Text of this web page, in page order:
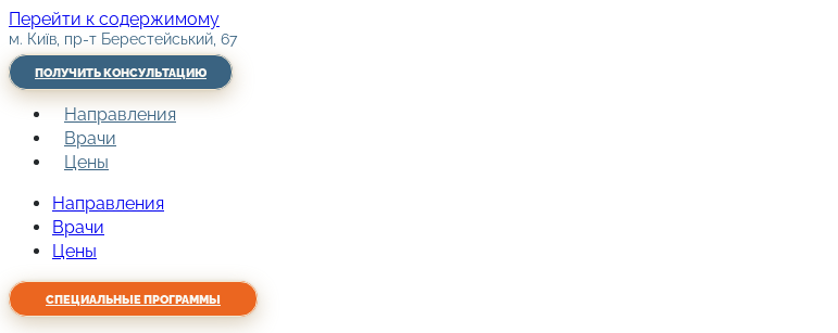
Перейти к содержимому
м. Київ, пр-т Берестейський, 67
ПОЛУЧИТЬ КОНСУЛЬТАЦИЮ
Направления
Врачи
Цены
Направления
Врачи
Цены
СПЕЦИАЛЬНЫЕ ПРОГРАММЫ